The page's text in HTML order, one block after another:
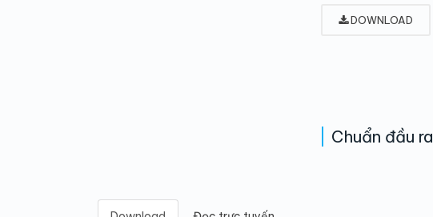
DOWNLOAD
Chuẩn đầu ra